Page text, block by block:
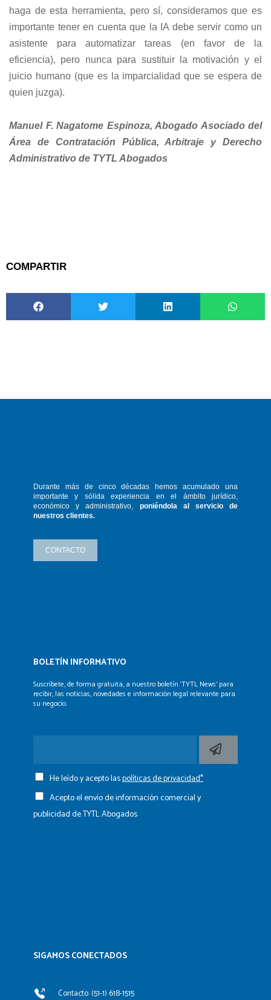
haga de esta herramienta, pero sí, consideramos que es
importante tener en cuenta que la IA debe servir como un
asistente para automatizar tareas (en favor de la
eficiencia), pero nunca para sustituir la motivación y el
juicio humano (que es la imparcialidad que se espera de
quien juzga).
Manuel F. Nagatome Espinoza, Abogado Asociado del
Área de Contratación Pública, Arbitraje y Derecho
Administrativo de TYTL Abogados
COMPARTIR
Durante más de cinco décadas hemosacumulado una
importante y sólidaexperiencia en el ámbito jurídico,
económico y administrativo, poniéndola al servicio de
nuestros clientes.
CONTACTO
BOLETÍN INFORMATIVO
Suscríbete, de forma gratuita, a nuestro boletín ‘TYTL News’ para
recibir, las noticias, novedades e información legal relevante para
su negocio.
He leído y acepto laspolíticas de privacidad*
Acepto el envío de información comercial y
publicidad de TYTL Abogados
SIGAMOS CONECTADOS​
Contacto: (51-1) 618-1515